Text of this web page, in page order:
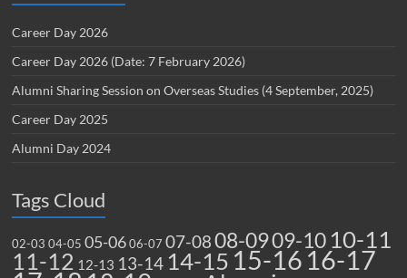
Career Day 2026
Career Day 2026 (Date: 7 February 2026)
Alumni Sharing Session on Overseas Studies (4 September, 2025)
Career Day 2025
Alumni Day 2024
Tags Cloud
02-03 04-05 05-06 06-07 07-0808-0909-10 10-11
11-12 12-13 13-14 14-15 15-16 16-17